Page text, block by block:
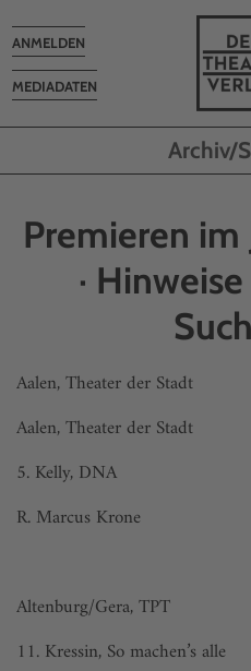
MEDIADATEN
Toggle
navigation
ANMELDEN
Archiv/
Premieren im
·
Aalen, Theater der Stadt
Aalen, Theater der Stadt
5. Kelly, DNA
R. Marcus Krone
Altenburg/Gera, TPT
11. Kressin, So machen’s alle